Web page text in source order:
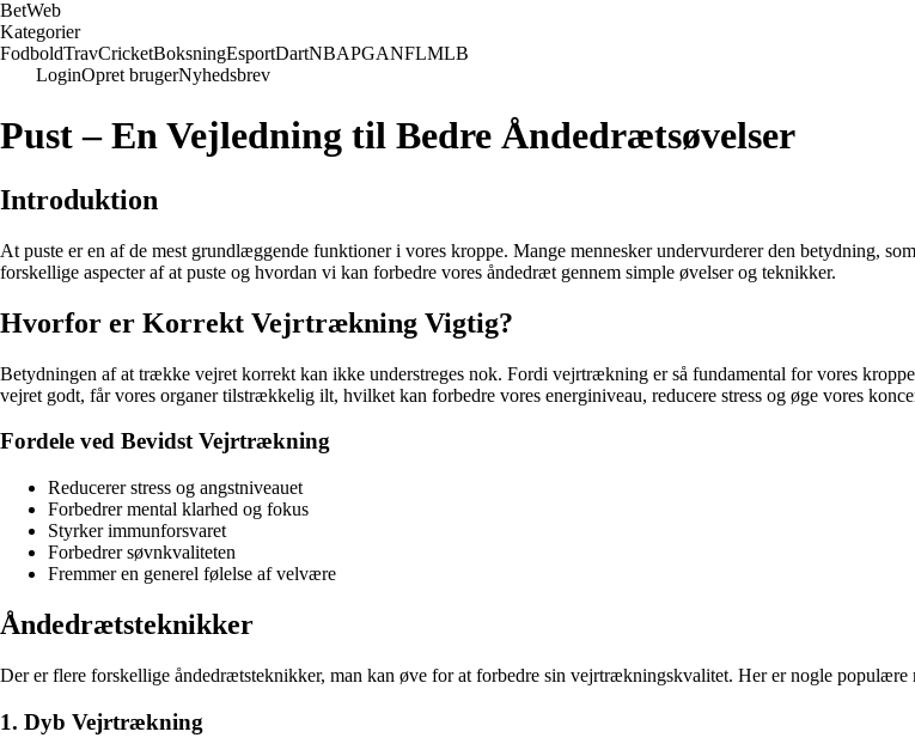
BetWeb
Kategorier
FodboldTravCricketBoksningEsportDartNBAPGANFLMLB
LoginOpret brugerNyhedsbrev
Pust – En Vejledning til Bedre Åndedrætsøvelser
Introduktion
At puste er en af de mest grundlæggende funktioner i vores kroppe. Mange mennesker undervurderer den betydning,
forskellige aspecter af at puste og hvordan vi kan forbedre vores åndedræt gennem simple øvelser og teknikker.
Hvorfor er Korrekt Vejrtrækning Vigtig?
Betydningen af at trække vejret korrekt kan ikke understreges nok. Fordi vejrtrækning er så fundamental for vores
vejret godt, får vores organer tilstrækkelig ilt, hvilket kan forbedre vores energiniveau, reducere stress og øge vores
Fordele ved Bevidst Vejrtrækning
Reducerer stress og angstniveauet
Forbedrer mental klarhed og fokus
Styrker immunforsvaret
Forbedrer søvnkvaliteten
Fremmer en generel følelse af velvære
Åndedrætsteknikker
Der er flere forskellige åndedrætsteknikker, man kan øve for at forbedre sin vejrtrækningskvalitet. Her er nogle populære
1. Dyb Vejrtrækning